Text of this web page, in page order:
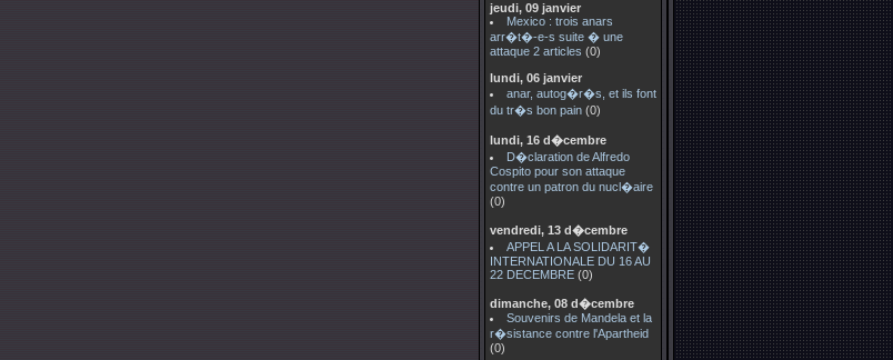
jeudi, 09 janvier
Mexico : trois anars
arr�t�-e-s suite � une
attaque 2 articles (0)
lundi, 06 janvier
anar, autog�r�s, et ils font
du tr�s bon pain (0)
lundi, 16 d�cembre
D�claration de Alfredo
Cospito pour son attaque
contre un patron du nucl�aire
(0)
vendredi, 13 d�cembre
APPEL A LA SOLIDARIT�
INTERNATIONALE DU 16 AU
22 DECEMBRE (0)
dimanche, 08 d�cembre
Souvenirs de Mandela et la
r�sistance contre l'Apartheid
(0)